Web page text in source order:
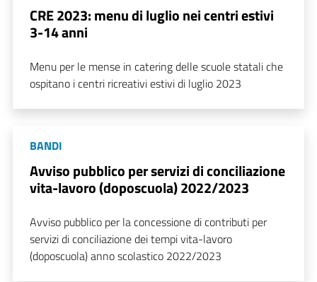
CRE 2023: menu di luglio nei centri estivi
3-14 anni
Menu per le mense in catering delle scuole statali che
ospitano i centri ricreativi estivi di luglio 2023
BANDI
Avviso pubblico per servizi di conciliazione
vita-lavoro (doposcuola) 2022/2023
Avviso pubblico per la concessione di contributi per
servizi di conciliazione dei tempi vita-lavoro
(doposcuola) anno scolastico 2022/2023